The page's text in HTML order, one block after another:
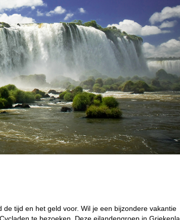
tijd en het geld voor. Wil je een bijzondere vakantie